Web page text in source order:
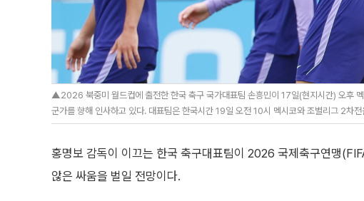
▲2026 북중미 월드컵에 출전한 한국 축구 국가대표팀 손흥민이 17일(현지시간) 오후
군가를 향해 인사하고 있다. 대표팀은 한국시간 19일 오전 10시 멕시코와 조별리그 2차
홍명보 감독이 이끄는 한국 축구대표팀이 2026 국제축구연맹
않은 싸움을 벌일 전망이다.